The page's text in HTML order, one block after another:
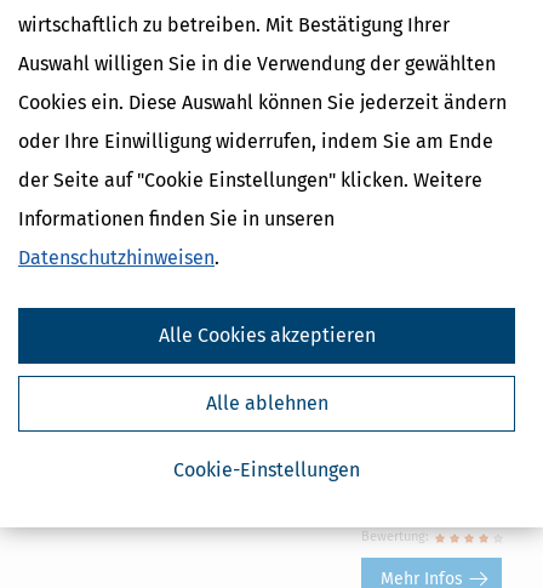
wirtschaftlich zu betreiben. Mit Bestätigung Ihrer
Auswahl willigen Sie in die Verwendung der gewählten
Cookies ein. Diese Auswahl können Sie jederzeit ändern
oder Ihre Einwilligung widerrufen, indem Sie am Ende
der Seite auf "Cookie Einstellungen" klicken. Weitere
Informationen finden Sie in unseren
Datenschutzhinweisen.
Cookie-Einstellungen
Alle ablehnen
Alle Cookies akzeptieren
Handwerkern und Haushaltshilfen Steuern sparen". Darüber
hinaus erhalten Sie zahlreiche Steuertipps und automatische
steuerrechtlich immer auf dem aktuellen Stand.
ab38,95 €
Bewertung:
SteuerSparErklärung plus (Steuerjahr 2023)
Zurückholen, was Ihnen gehört! Das PLUS mit bis
zu 5 Abgaben Ihrer Steuererklärungen, sowie
exklusive Tipps für Sonderfälle wie Bau und
Bewertung:
Mehr Infos